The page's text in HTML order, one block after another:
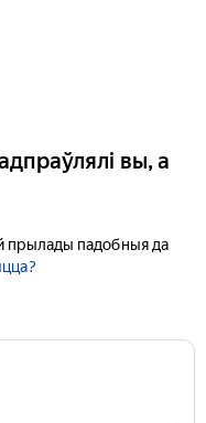
вы, а
прылады падобныя да